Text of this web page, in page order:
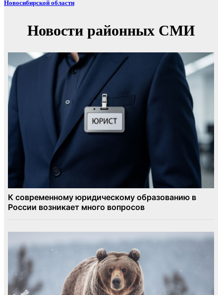
Новосибирской области